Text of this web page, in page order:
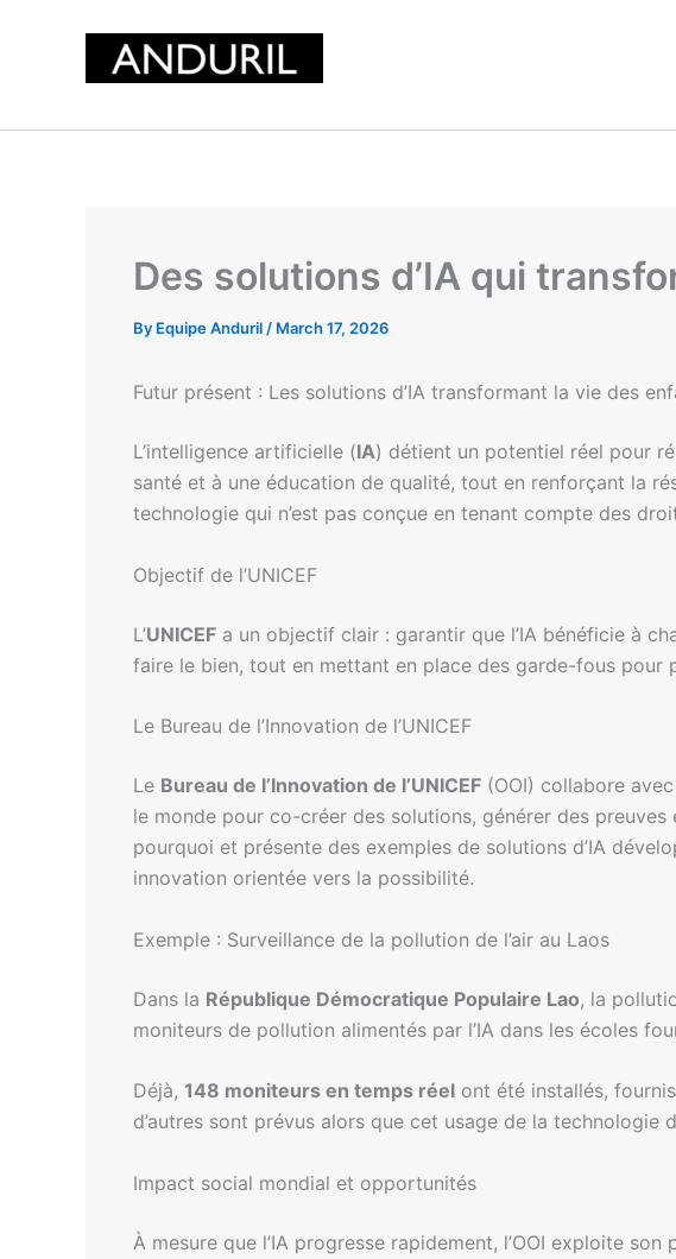
Des solutions d’IA qui
By Equipe Anduril / March 17, 2026
Futur présent : Les solutions d’IA transformant la vie des
L’intelligence artificielle (IA) détient un potentiel réel pour
santé et à une éducation de qualité, tout en renforçant la
technologie qui n’est pas conçue en tenant compte des
Objectif de l’UNICEF
L’UNICEF a un objectif clair : garantir que l’IA bénéficie à
faire le bien, tout en mettant en place des garde-fous pour
Le Bureau de l’Innovation de l’UNICEF
Le Bureau de l’Innovation de l’UNICEF (OOI) collabore
le monde pour co-créer des solutions, générer des
pourquoi et présente des exemples de solutions d’IA
innovation orientée vers la possibilité.
Exemple : Surveillance de la pollution de l’air au Laos
Dans la République Démocratique Populaire Lao, la
moniteurs de pollution alimentés par l’IA dans les écoles
Déjà, 148 moniteurs en temps réel ont été installés,
d’autres sont prévus alors que cet usage de la
Impact social mondial et opportunités
À mesure que l’IA progresse rapidement, l’OOI exploite